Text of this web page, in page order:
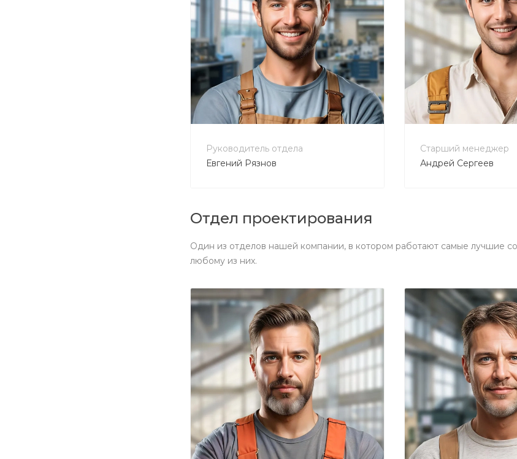
Руководитель отдела
Евгений Рязнов
+7 800 900-80-90
no-reply@intecweb.ru
Старший менеджер
Андрей Сергеев
+7 800 900-80-90
no-
Отдел проектирования
Один из отделов нашей компании, в котором работают самые лучшие
любому из них.
+7 800 900-80-90
+7 800 900-80-90